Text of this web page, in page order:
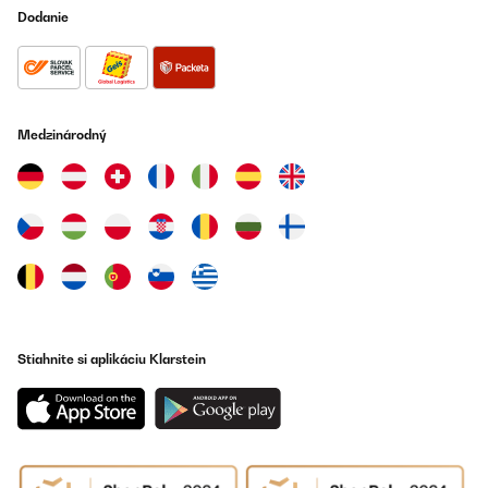
Amazon user
room inside. Bigger then you would think.we had it built in to
match our kitchen doors.
Amazon user
cuptor este ideal pentru noi. Încă nu l-am montat si folosit, dar
are caracteristicile care imi trebuie. Voi posta alta părere dupa
prima utilizare. Mai am cumpărate de la ei o plita pe gaz cu 2
marca Klarstein si o recomand. Raport bun calitate/pret.
Dodanie
Medzinárodný
Stiahnite si aplikáciu Klarstein